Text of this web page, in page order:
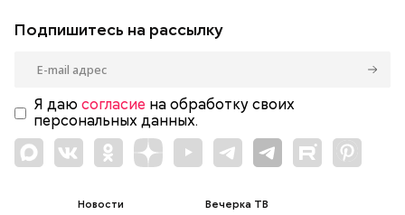
Подпишитесь на рассылку
Я даю согласие на обработку своих
персональных данных.
Новости
Вечерка ТВ